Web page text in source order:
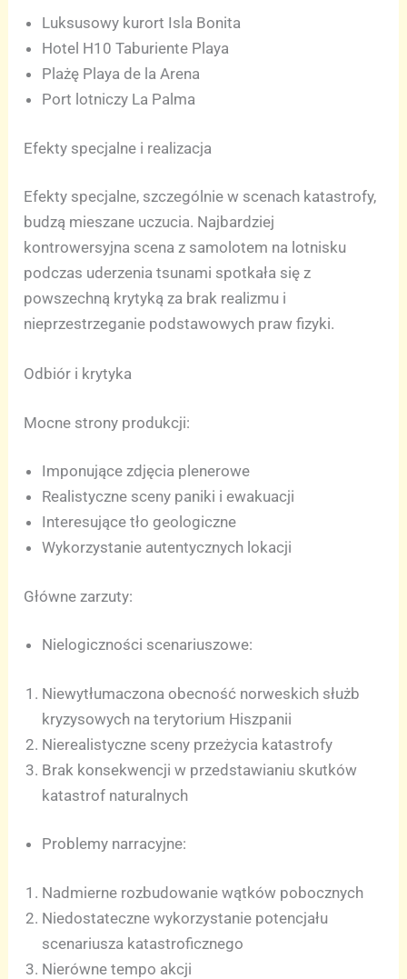
Luksusowy kurort Isla Bonita
Hotel H10 Taburiente Playa
Plażę Playa de la Arena
Port lotniczy La Palma
Efekty specjalne i realizacja
Efekty specjalne, szczególnie w scenach katastrofy,
budzą mieszane uczucia. Najbardziej
kontrowersyjna scena z samolotem na lotnisku
podczas uderzenia tsunami spotkała się z
powszechną krytyką za brak realizmu i
nieprzestrzeganie podstawowych praw fizyki.
Odbiór i krytyka
Mocne strony produkcji:
Imponujące zdjęcia plenerowe
Realistyczne sceny paniki i ewakuacji
Interesujące tło geologiczne
Wykorzystanie autentycznych lokacji
Główne zarzuty:
Nielogiczności scenariuszowe:
Niewytłumaczona obecność norweskich służb
kryzysowych na terytorium Hiszpanii
Nierealistyczne sceny przeżycia katastrofy
Brak konsekwencji w przedstawianiu skutków
katastrof naturalnych
Problemy narracyjne:
Nadmierne rozbudowanie wątków pobocznych
Niedostateczne wykorzystanie potencjału
scenariusza katastroficznego
Nierówne tempo akcji